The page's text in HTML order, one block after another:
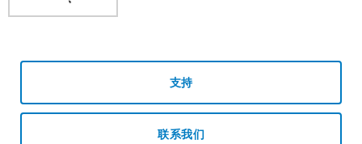
支持
联系我们